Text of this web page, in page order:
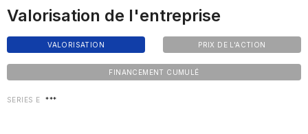
Valorisation de l'entreprise
VALORISATION PRIX DE L'ACTION
FINANCEMENT CUMULÉ
SERIES E ***